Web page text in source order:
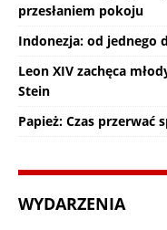
przesłaniem pokoju
Indonezja: od jednego
Leon XIV zachęca
Stein
Papież: Czas przerwać
WYDARZENIA